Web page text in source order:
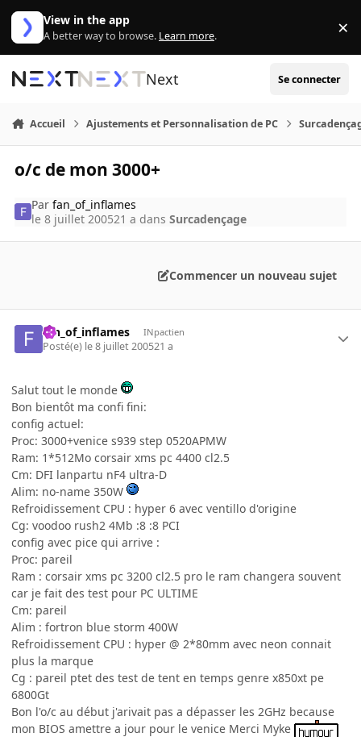
Aller au contenu
View in the app
A better way to browse. Learn more. ×
Next Se connecter
Accueil Ajustements et Personnalisation de PC
o/c de mon 3000+
Parfan_of_inflames
le 8 juillet 200521 a dansSurcadençage
Commencer un nouveau sujet
fan_of_inflames INpactien
Posté(e) le 8 juillet 200521 a
Salut tout le monde
Bon bientôt ma confi fini:
config actuel:
Proc: 3000+venice s939 step 0520APMW
Ram: 1*512Mo corsair xms pc 4400 cl2.5
Cm: DFI lanpartu nF4 ultra-D
Alim: no-name 350W
Refroidissement CPU : hyper 6 avec ventillo d'origine
Cg: voodoo rush2 4Mb :8 :8 PCI
config avec pice qui arrive :
Proc: pareil
Ram : corsair xms pc 3200 cl2.5 pro le ram changera souvent
car je fait des test pour PC ULTIME
Cm: pareil
Alim : fortron blue storm 400W
Refroidissement CPU : hyper @ 2*80mm avec neon connait
plus la marque
Cg : pareil ptet des test de tent en temps genre x850xt pe
6800Gt
Bon l'o/c au début j'arivait pas a dépasser les 2GHz because
mon BIOS amettre a jour pour le venice Merci Myke